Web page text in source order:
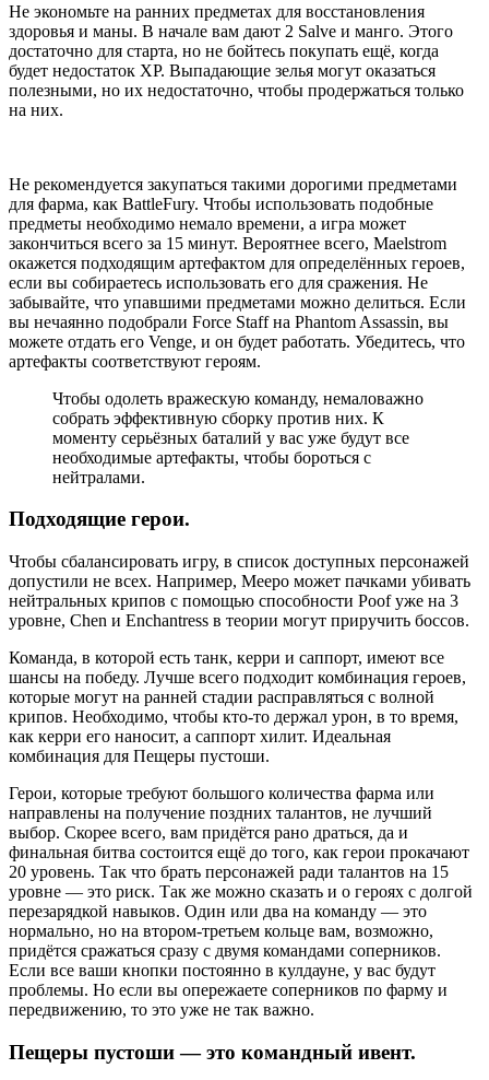
Не экономьте на ранних предметах для восстановления
здоровья и маны. В начале вам дают 2 Salve и манго. Этого
достаточно для старта, но не бойтесь покупать ещё, когда
будет недостаток XP. Выпадающие зелья могут оказаться
полезными, но их недостаточно, чтобы продержаться только
на них.
Не рекомендуется закупаться такими дорогими предметами
для фарма, как BattleFury. Чтобы использовать подобные
предметы необходимо немало времени, а игра может
закончиться всего за 15 минут. Вероятнее всего, Maelstrom
окажется подходящим артефактом для определённых героев,
если вы собираетесь использовать его для сражения. Не
забывайте, что упавшими предметами можно делиться. Если
вы нечаянно подобрали Force Staff на Phantom Assassin, вы
можете отдать его Venge, и он будет работать. Убедитесь, что
артефакты соответствуют героям.
Чтобы одолеть вражескую команду, немаловажно
собрать эффективную сборку против них. К
моменту серьёзных баталий у вас уже будут все
необходимые артефакты, чтобы бороться с
нейтралами.
Подходящие герои.
Чтобы сбалансировать игру, в список доступных персонажей
допустили не всех. Например, Meepo может пачками убивать
нейтральных крипов с помощью способности Poof уже на 3
уровне, Chen и Enchantress в теории могут приручить боссов.
Команда, в которой есть танк, керри и саппорт, имеют все
шансы на победу. Лучше всего подходит комбинация героев,
которые могут на ранней стадии расправляться с волной
крипов. Необходимо, чтобы кто-то держал урон, в то время,
как керри его наносит, а саппорт хилит. Идеальная
комбинация для Пещеры пустоши.
Герои, которые требуют большого количества фарма или
направлены на получение поздних талантов, не лучший
выбор. Скорее всего, вам придётся рано драться, да и
финальная битва состоится ещё до того, как герои прокачают
20 уровень. Так что брать персонажей ради талантов на 15
уровне — это риск. Так же можно сказать и о героях с долгой
перезарядкой навыков. Один или два на команду — это
нормально, но на втором-третьем кольце вам, возможно,
придётся сражаться сразу с двумя командами соперников.
Если все ваши кнопки постоянно в кулдауне, у вас будут
проблемы. Но если вы опережаете соперников по фарму и
передвижению, то это уже не так важно.
Пещеры пустоши — это командный ивент.